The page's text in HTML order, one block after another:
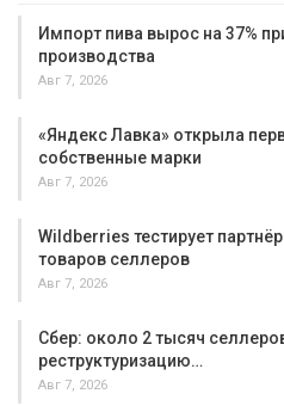
Импорт пива вырос на 37%
производства
Авг 7, 2026
«Яндекс Лавка» открыла
собственные марки
Авг 7, 2026
Wildberries тестирует
товаров селлеров
Авг 7, 2026
Сбер: около 2 тысяч
реструктуризацию…
Авг 7, 2026